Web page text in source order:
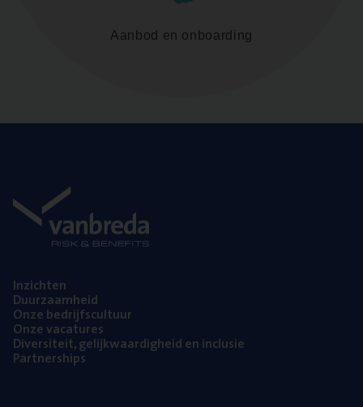
Aanbod en onboarding
Inzich­ten
Duur­zaam­heid
Onze bedrijfs­cul­tuur
Onze vaca­tu­res
Diver­si­teit, gelijk­waar­dig­heid en inclusie
Part­ner­ships